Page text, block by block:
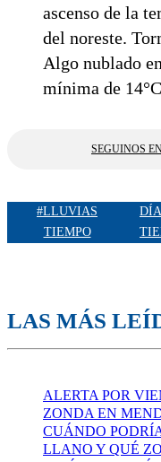
ascenso de la
del noreste.
Algo nublado
mínima de
SEGUINOS
#LLUVIAS
TIEMPO
LAS MÁS
ALERTA POR
ZONDA EN
CUÁNDO
LLANO Y QUÉ